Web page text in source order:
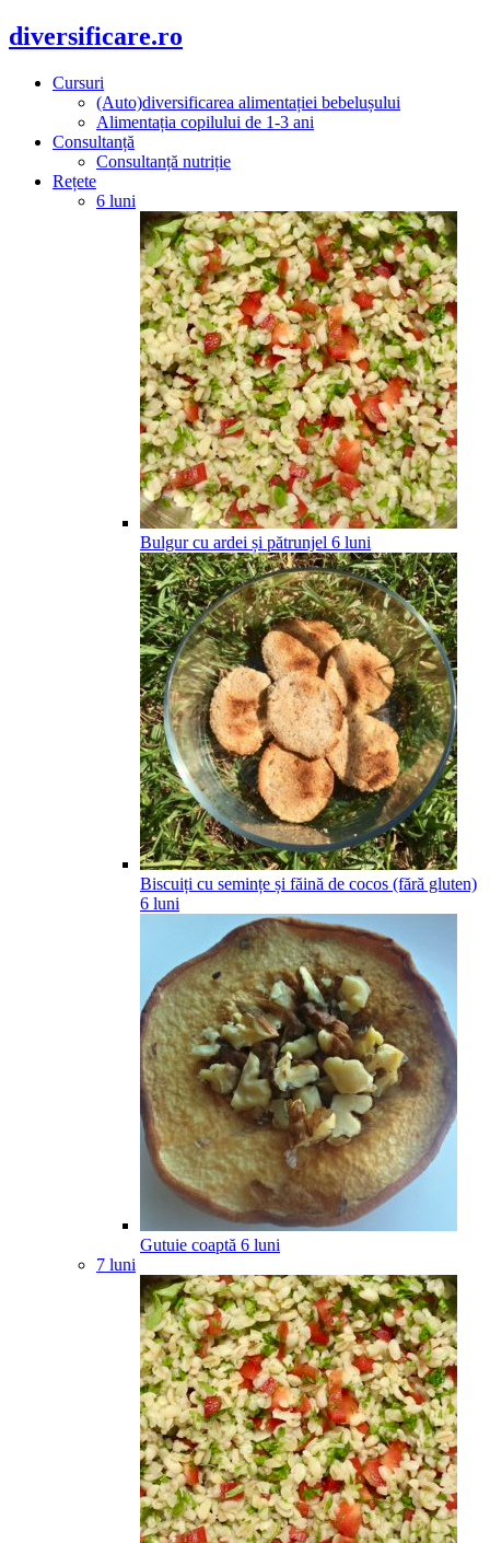
diversificare.ro
Cursuri
(Auto)diversificarea alimentației bebelușului
Alimentația copilului de 1-3 ani
Consultanță
Consultanță nutriție
Rețete
6 luni
Bulgur cu ardei și pătrunjel 6 luni
Biscuiți cu semințe și făină de cocos (fără gluten)
6 luni
Gutuie coaptă 6 luni
7 luni